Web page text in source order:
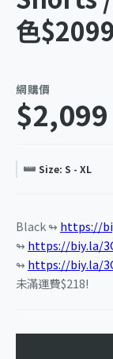
色$2099
網購價
$2,099
Size: S - XL
Black ↬ https://
↬ https://biy.la/
↬ https://biy.la/
未滿運費$218!